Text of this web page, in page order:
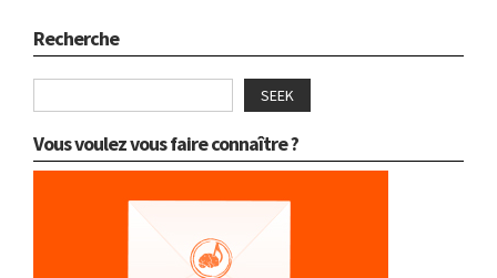
Recherche
SEEK
Vous voulez vous faire connaître ?